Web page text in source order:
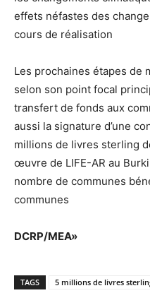
effets néfastes des
cours de réalisation
Les prochaines étapes de
selon son point focal
transfert de fonds aux
aussi la signature d’une
millions de livres sterling
œuvre de LIFE-AR au
nombre de communes
communes
DCRP/MEA»
TAGS 5 millions de livres